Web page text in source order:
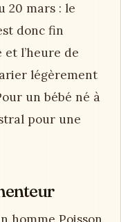
20 mars : le
donc fin
et l’heure de
légèrement
un bébé né à
pour une